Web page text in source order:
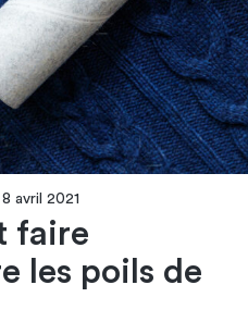
8 avril 2021
faire
les poils de